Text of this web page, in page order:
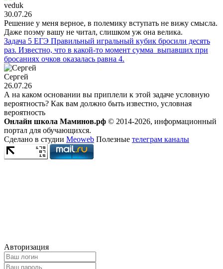
veduk
30.07.26
Решение у меня верное, в полемику вступать не вижу смысла.
Даже поэму вашу не читал, слишком уж она велика.
Задача 5 ЕГЭ Правильный игральный кубик бросили десять
раз. Известно, что в какой-то момент сумма выпавших при
бросаниях очков оказалась равна 4.
Сергей
26.07.26
А на каком основании вы приплели к этой задаче условную
вероятность? Как вам должно быть известно, условная
вероятность
Онлайн школа Маминов.рф © 2014-2026, информационный
портал для обучающихся.
Сделано в студии Meoweb Полезные телеграм каналы
Авторизация